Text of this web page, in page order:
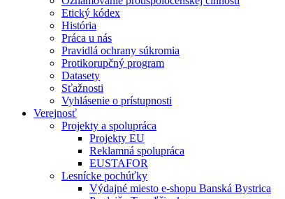
Etický kódex
História
Práca u nás
Pravidlá ochrany súkromia
Protikorupčný program
Datasety
Sťažnosti
Vyhlásenie o prístupnosti
Verejnosť
Projekty a spolupráca
Projekty EU
Reklamná spolupráca
EUSTAFOR
Lesnícke pochúťky
Výdajné miesto e-shopu Banská Bystrica